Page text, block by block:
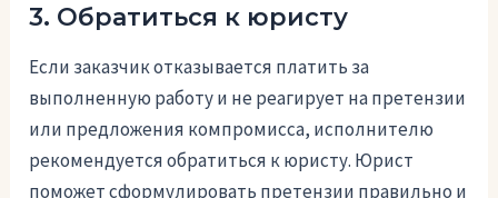
3. Обратиться к юристу
Если заказчик отказывается платить за
выполненную работу и не реагирует на претензии
или предложения компромисса, исполнителю
рекомендуется обратиться к юристу. Юрист
поможет сформулировать претензии правильно и